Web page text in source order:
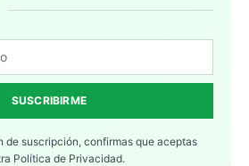
SUSCRIBIRME
de suscripción, confirmas que aceptas
Política de Privacidad.